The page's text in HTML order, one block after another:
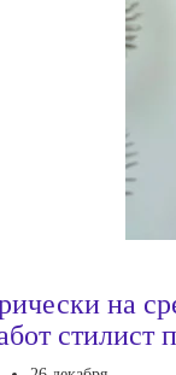
на
стилист